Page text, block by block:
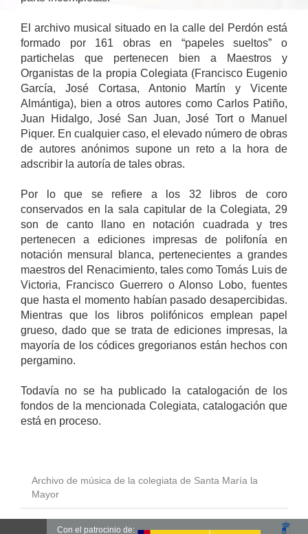
El archivo musical situado en la calle del Perdón está
formado por 161 obras en “papeles sueltos” o
partichelas que pertenecen bien a Maestros y
Organistas de la propia Colegiata (Francisco Eugenio
García, José Cortasa, Antonio Martín y Vicente
Almántiga), bien a otros autores como Carlos Patiño,
Juan Hidalgo, José San Juan, José Tort o Manuel
Piquer. En cualquier caso, el elevado número de obras
de autores anónimos supone un reto a la hora de
adscribir la autoría de tales obras.
Por lo que se refiere a los 32 libros de coro
conservados en la sala capitular de la Colegiata, 29
son de canto llano en notación cuadrada y tres
pertenecen a ediciones impresas de polifonía en
notación mensural blanca, pertenecientes a grandes
maestros del Renacimiento, tales como Tomás Luis de
Victoria, Francisco Guerrero o Alonso Lobo, fuentes
que hasta el momento habían pasado desapercibidas.
Mientras que los libros polifónicos emplean papel
grueso, dado que se trata de ediciones impresas, la
mayoría de los códices gregorianos están hechos con
pergamino.
Todavía no se ha publicado la catalogación de los
fondos de la mencionada Colegiata, catalogación que
está en proceso.
Archivo de música de la colegiata de Santa María la
Mayor
Con el patrocinio de: